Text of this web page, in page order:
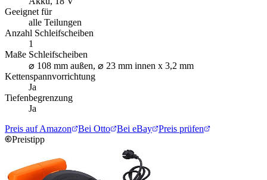
Geeignet für
alle Teilungen
Anzahl Schleifscheiben
1
Maße Schleifscheiben
⌀ 108 mm außen, ⌀ 23 mm innen x 3,2 mm
Kettenspannvorrichtung
Ja
Tiefenbegrenzung
Ja
Preis auf Amazon
Bei Otto Bei eBay
Preis prüfen
Preistipp